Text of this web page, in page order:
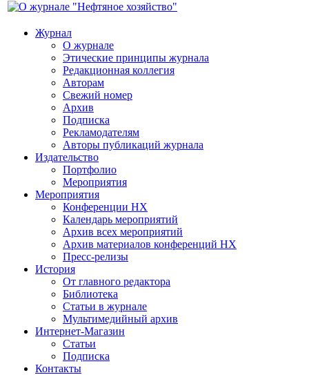
Журнал
О журнале
Этические принципы журнала
Редакционная коллегия
Авторам
Свежий номер
Архив
Подписка
Рекламодателям
Авторы публикаций журнала
Издательство
Портфолио
Мероприятия
Мероприятия
Конференции НХ
Календарь мероприятий
Архив всех мероприятий
Архив материалов конференций НХ
Пресс-релизы
История
От главного редактора
Библиотека
Статьи в журнале
Мультимедийный архив
Интернет-Магазин
Статьи
Подписка
Контакты